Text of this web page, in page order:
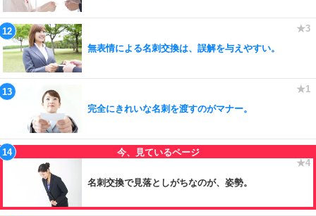
無表情による名刺交換は、誤解を与えやすい。
完全にきれいな名刺を渡すのがマナー。
名刺交換で見落としがちなのが、姿勢。